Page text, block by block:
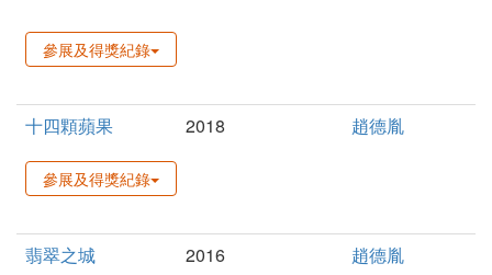
參展及得獎紀錄
十四顆蘋果 2018 趙德胤
參展及得獎紀錄
翡翠之城 2016 趙德胤